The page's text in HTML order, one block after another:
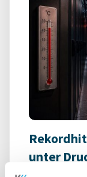
unter